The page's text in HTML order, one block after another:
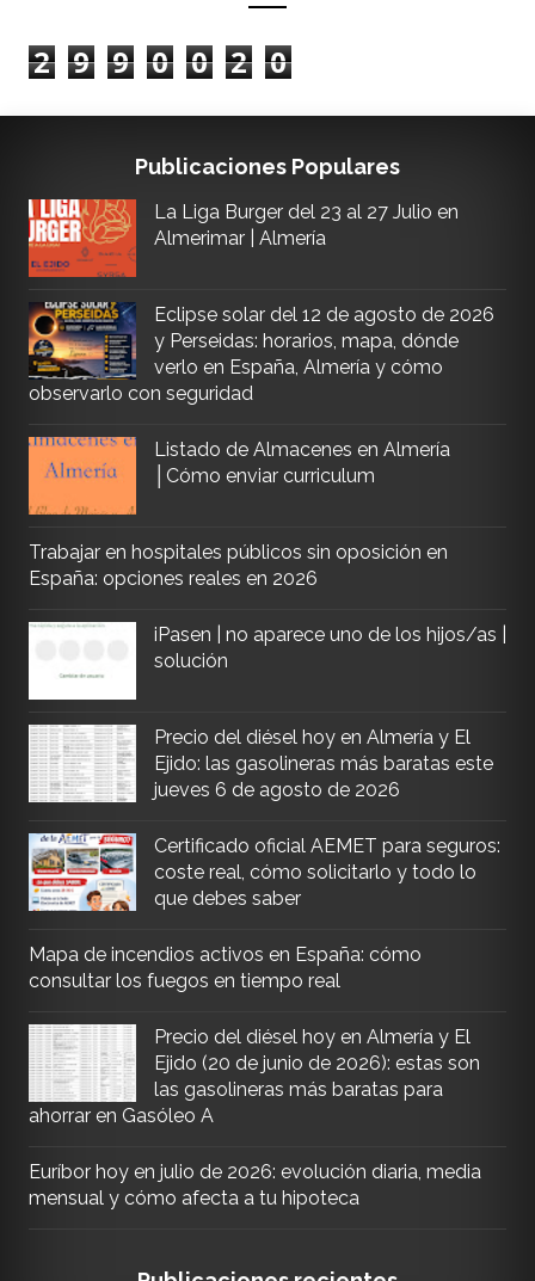
2 9 9 0 0 2 0
Publicaciones Populares
La Liga Burger del 23 al 27 Julio en
Almerimar | Almería
Eclipse solar del 12 de agosto de 2026
y Perseidas: horarios, mapa, dónde
verlo en España, Almería y cómo
observarlo con seguridad
Listado de Almacenes en Almería
│Cómo enviar curriculum
Trabajar en hospitales públicos sin oposición en
España: opciones reales en 2026
iPasen | no aparece uno de los hijos/as |
solución
Precio del diésel hoy en Almería y El
Ejido: las gasolineras más baratas este
jueves 6 de agosto de 2026
Certificado oficial AEMET para seguros:
coste real, cómo solicitarlo y todo lo
que debes saber
Mapa de incendios activos en España: cómo
consultar los fuegos en tiempo real
Precio del diésel hoy en Almería y El
Ejido (20 de junio de 2026): estas son
las gasolineras más baratas para
ahorrar en Gasóleo A
Euríbor hoy en julio de 2026: evolución diaria, media
mensual y cómo afecta a tu hipoteca